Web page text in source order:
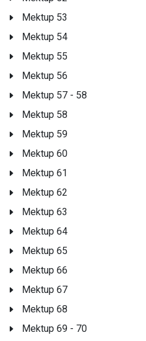
Mektup 53
Mektup 54
Mektup 55
Mektup 56
Mektup 57 - 58
Mektup 58
Mektup 59
Mektup 60
Mektup 61
Mektup 62
Mektup 63
Mektup 64
Mektup 65
Mektup 66
Mektup 67
Mektup 68
Mektup 69 - 70